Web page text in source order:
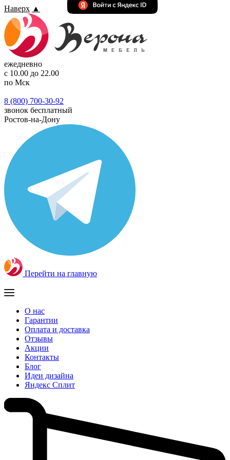
Наверх ▲
ежедневно
с 10.00 до 22.00
по Мск
8 (800) 700-30-92
звонок бесплатный
Ростов-на-Дону
Перейти на главную
О нас
Гарантии
Оплата и доставка
Отзывы
Акции
Контакты
Блог
Идеи дизайна
Яндекс Сплит